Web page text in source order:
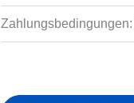
Zahlungsbedingungen: